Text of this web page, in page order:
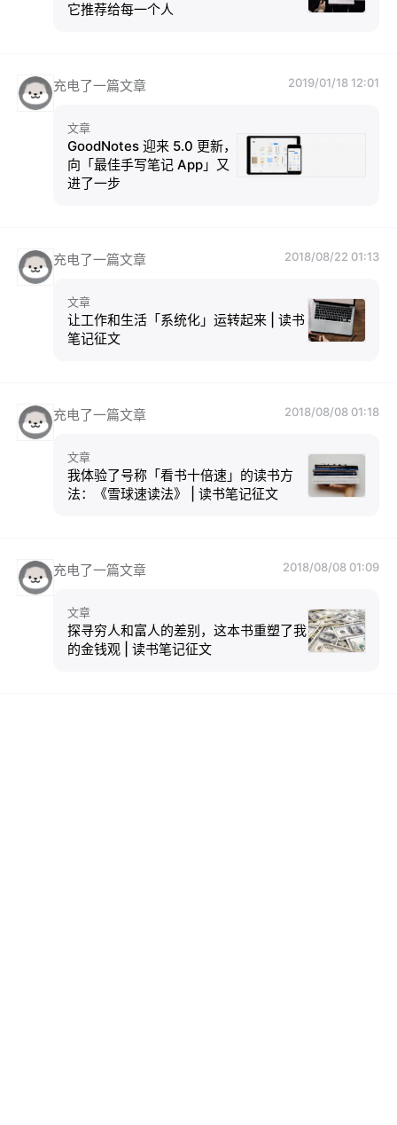
它推荐给每一个人
充电了一篇文章 2019/01/18 12:01
文章
GoodNotes 迎来 5.0 更新，
向「最佳手写笔记 App」又
进了一步
充电了一篇文章 2018/08/22 01:13
文章
让工作和生活「系统化」运转起来 | 读书
笔记征文
充电了一篇文章 2018/08/08 01:18
文章
我体验了号称「看书十倍速」的读书方
法：《雪球速读法》 | 读书笔记征文
充电了一篇文章 2018/08/08 01:09
文章
探寻穷人和富人的差别，这本书重塑了我
的金钱观 | 读书笔记征文